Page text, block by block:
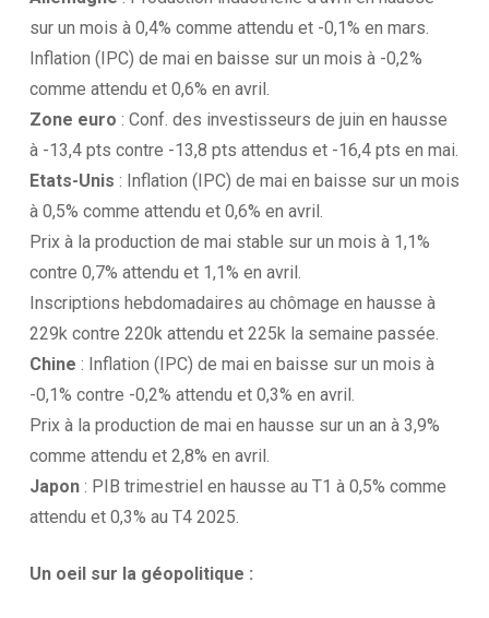
sur un mois à 0,4% comme attendu et -0,1% en mars.
Inflation (IPC) de mai en baisse sur un mois à -0,2%
comme attendu et 0,6% en avril.
Zone euro : Conf. des investisseurs de juin en hausse
à -13,4 pts contre -13,8 pts attendus et -16,4 pts en mai.
Etats-Unis : Inflation (IPC) de mai en baisse sur un mois
à 0,5% comme attendu et 0,6% en avril.
Prix à la production de mai stable sur un mois à 1,1%
contre 0,7% attendu et 1,1% en avril.
Inscriptions hebdomadaires au chômage en hausse à
229k contre 220k attendu et 225k la semaine passée.
Chine : Inflation (IPC) de mai en baisse sur un mois à
-0,1% contre -0,2% attendu et 0,3% en avril.
Prix à la production de mai en hausse sur un an à 3,9%
comme attendu et 2,8% en avril.
Japon: PIB trimestriel en hausse au T1 à 0,5% comme
attendu et 0,3% au T4 2025.
Un oeil sur la géopolitique :